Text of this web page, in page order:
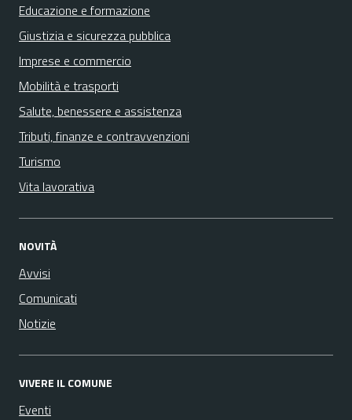
Educazione e formazione
Giustizia e sicurezza pubblica
Imprese e commercio
Mobilità e trasporti
Salute, benessere e assistenza
Tributi, finanze e contravvenzioni
Turismo
Vita lavorativa
NOVITÀ
Avvisi
Comunicati
Notizie
VIVERE IL COMUNE
Eventi